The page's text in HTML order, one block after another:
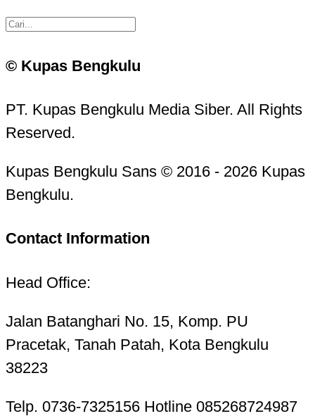
© Kupas Bengkulu
PT. Kupas Bengkulu Media Siber. All Rights
Reserved.
Kupas Bengkulu Sans © 2016 - 2026 Kupas
Bengkulu.
Contact Information
Head Office:
Jalan Batanghari No. 15, Komp. PU
Pracetak, Tanah Patah, Kota Bengkulu
38223
Telp. 0736-7325156 Hotline 085268724987